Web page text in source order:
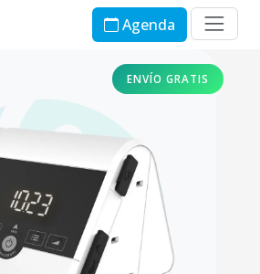
Agenda
ENVÍO GRATIS